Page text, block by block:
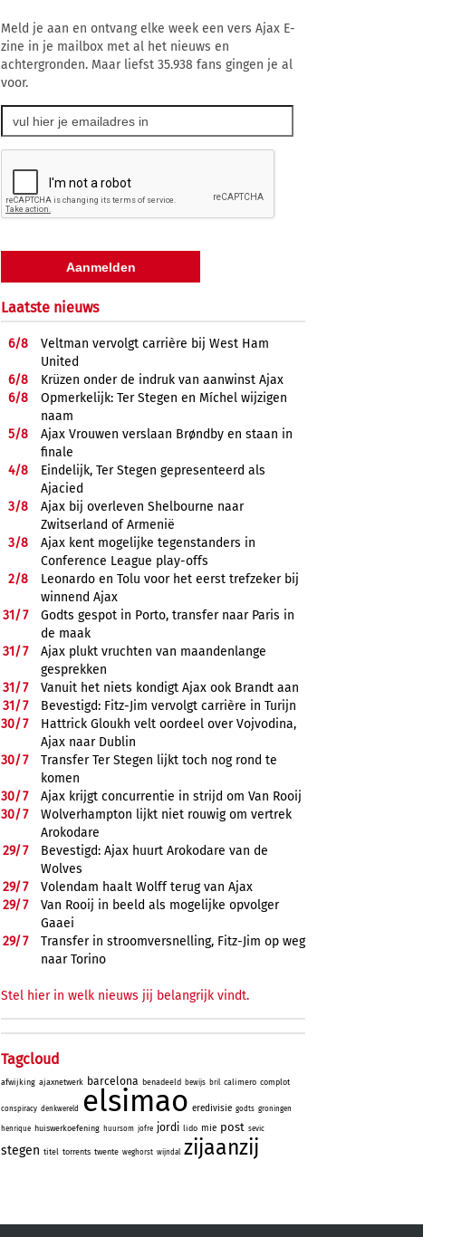
Meld je aan en ontvang elke week een vers Ajax E-
zine in je mailbox met al het nieuws en
achtergronden. Maar liefst 35.938 fans gingen je al
voor.
Laatste nieuws
6/8
Veltman vervolgt carrière bij West Ham
United
6/8
Krüzen onder de indruk van aanwinst Ajax
6/8
Opmerkelijk: Ter Stegen en Míchel wijzigen
naam
5/8
Ajax Vrouwen verslaan Brøndby en staan in
finale
4/8
Eindelijk, Ter Stegen gepresenteerd als
Ajacied
3/8
Ajax bij overleven Shelbourne naar
Zwitserland of Armenië
3/8
Ajax kent mogelijke tegenstanders in
Conference League play-offs
2/8
Leonardo en Tolu voor het eerst trefzeker bij
winnend Ajax
31/7
Godts gespot in Porto, transfer naar Paris in
de maak
31/7
Ajax plukt vruchten van maandenlange
gesprekken
31/7
Vanuit het niets kondigt Ajax ook Brandt aan
31/7
Bevestigd: Fitz-Jim vervolgt carrière in Turijn
30/7
Hattrick Gloukh velt oordeel over Vojvodina,
Ajax naar Dublin
30/7
Transfer Ter Stegen lijkt toch nog rond te
komen
30/7
Ajax krijgt concurrentie in strijd om Van Rooij
30/7
Wolverhampton lijkt niet rouwig om vertrek
Arokodare
29/7
Bevestigd: Ajax huurt Arokodare van de
Wolves
29/7
Volendam haalt Wolff terug van Ajax
29/7
Van Rooij in beeld als mogelijke opvolger
Gaaei
29/7
Transfer in stroomversnelling, Fitz-Jim op weg
naar Torino
Stel hier in welk nieuws jij belangrijk vindt.
Tagcloud
afwijking ajaxnetwerk barcelona benadeeld bewijs bril calimero complot
conspiracy denkwereld elsimao eredivisie godts groningen
henrique huiswerkoefening huursom jofre jordi lido mie post sevic
stegen titel torrents twente weghorst wijndal zijaanzij